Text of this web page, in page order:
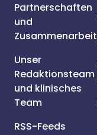
Partnerschaften
und
Zusammenarbeit
Unser
Redaktionsteam
und klinisches
Team
RSS-Feeds